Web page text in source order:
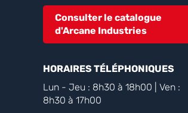
Consulter le catalogue
d'Arcane Industries
HORAIRES TÉLÉPHONIQUES
Lun - Jeu : 8h30 à 18h00 | Ven :
8h30 à 17h00